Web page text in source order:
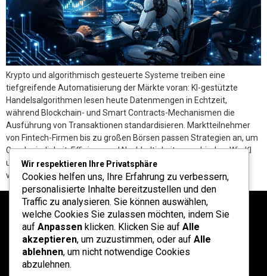
Krypto und algorithmisch gesteuerte Systeme treiben eine
tiefgreifende Automatisierung der Märkte voran: KI-gestützte
Handelsalgorithmen lesen heute Datenmengen in Echtzeit,
während Blockchain- und Smart Contracts-Mechanismen die
Ausführung von Transaktionen standardisieren. Marktteilnehmer
von Fintech-Firmen bis zu großen Börsen passen Strategien an, um
Geschwindigkeit, Effizienz und Nachhaltigkeit zu verbinden. Wie KI
und algorithmische Systeme den Krypto-Handel grundlegend
verändern […]
Wir respektieren Ihre Privatsphäre
Cookies helfen uns, Ihre Erfahrung zu verbessern,
personalisierte Inhalte bereitzustellen und den
Traffic zu analysieren. Sie können auswählen,
welche Cookies Sie zulassen möchten, indem Sie
auf Anpassen klicken. Klicken Sie auf Alle
akzeptieren, um zuzustimmen, oder auf Alle
ablehnen, um nicht notwendige Cookies
abzulehnen.